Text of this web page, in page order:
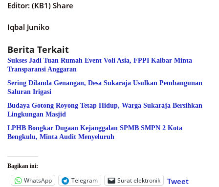
Editor: (KB1) Share
Iqbal Juniko
Berita Terkait
Sukses Jadi Tuan Rumah Event Voli Asia, FPPI Kalbar Minta
Transparansi Anggaran
Sering Dilanda Genangan, Desa Sukaraja Usulkan Pembangunan
Saluran Irigasi
Budaya Gotong Royong Tetap Hidup, Warga Sukaraja Bersihkan
Lingkungan Masjid
LPHB Bongkar Dugaan Kejanggalan SPMB SMPN 2 Kota
Bengkulu, Minta Audit Menyeluruh
Bagikan ini:
WhatsApp Telegram Surat elektronik Tweet